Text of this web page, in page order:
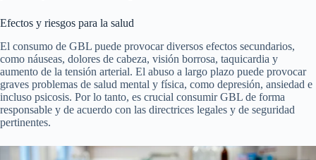
Efectos y riesgos para la salud
El consumo de GBL puede provocar diversos efectos secundarios,
como náuseas, dolores de cabeza, visión borrosa, taquicardia y
aumento de la tensión arterial. El abuso a largo plazo puede provocar
graves problemas de salud mental y física, como depresión, ansiedad e
incluso psicosis. Por lo tanto, es crucial consumir GBL de forma
responsable y de acuerdo con las directrices legales y de seguridad
pertinentes.